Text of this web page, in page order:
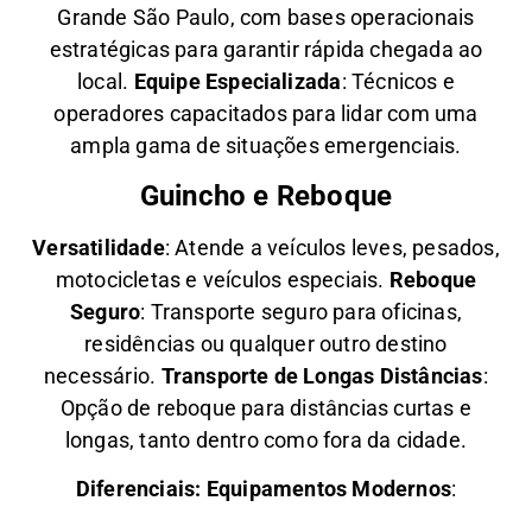
Grande São Paulo, com bases operacionais
estratégicas para garantir rápida chegada ao
local. Equipe Especializada: Técnicos e
operadores capacitados para lidar com uma
ampla gama de situações emergenciais.
Guincho e Reboque
Versatilidade:Atende a veículos leves, pesados,
motocicletas e veículos especiais. Reboque
Seguro: Transporte seguro para oficinas,
residências ou qualquer outro destino
necessário. Transporte de Longas Distâncias:
Opção de reboque para distâncias curtas e
longas, tanto dentro como fora da cidade.
Diferenciais: Equipamentos Modernos: